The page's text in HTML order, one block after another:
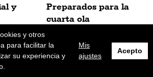
y otros
para facilitar la
su experiencia y
Mis
ajustes
Acepto
y
Preparados para la
cuarta ola